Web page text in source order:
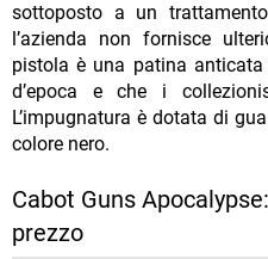
sottoposto a un
l’azienda non fornisce
pistola è una patina
d’epoca e che i
L’impugnatura è dotata di
colore nero.
Cabot Guns
prezzo